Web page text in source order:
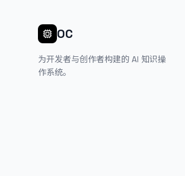
OC
为开发者与创作者构建的 AI 知识操
作系统。